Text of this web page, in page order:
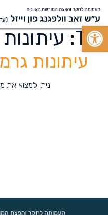
Open toolbar
Tag:
עיתונות
ניתן למצוא את